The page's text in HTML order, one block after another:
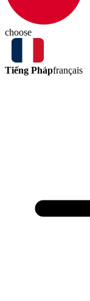
choose
Tiếng Phápfrançais